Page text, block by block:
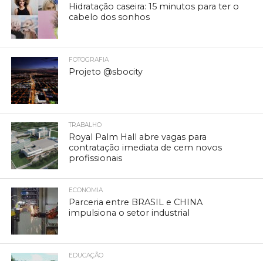
Hidratação caseira: 15 minutos para ter o
cabelo dos sonhos
FOTOGRAFIA
Projeto @sbocity
TRABALHO
Royal Palm Hall abre vagas para
contratação imediata de cem novos
profissionais
ECONOMIA
Parceria entre BRASIL e CHINA
impulsiona o setor industrial
EDUCAÇÃO